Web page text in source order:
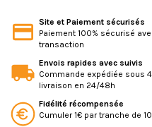
Site et Paiement sécurisés
Paiement 100% sécurisé
transaction
Envois rapides avec suivis
Commande expédiée sous
livraison en 24/48h
Fidélité récompensée
Cumuler 1€ par tranche de